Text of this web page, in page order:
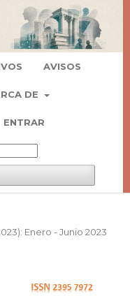
AVISOS
DE
ENTRAR
Enero - Junio 2023